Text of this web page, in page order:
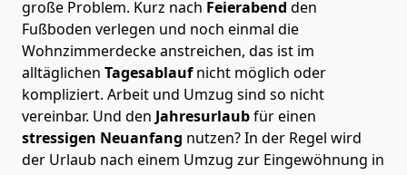
große Problem. Kurz nach Feierabend den
Fußboden verlegen und noch einmal die
Wohnzimmerdecke anstreichen, das ist im
alltäglichen Tagesablaufnicht möglich oder
kompliziert. Arbeit und Umzug sind so nicht
vereinbar. Und den Jahresurlaubfür einen
stressigen Neuanfang nutzen? In der Regel wird
der Urlaub nach einem Umzug zur Eingewöhnung in